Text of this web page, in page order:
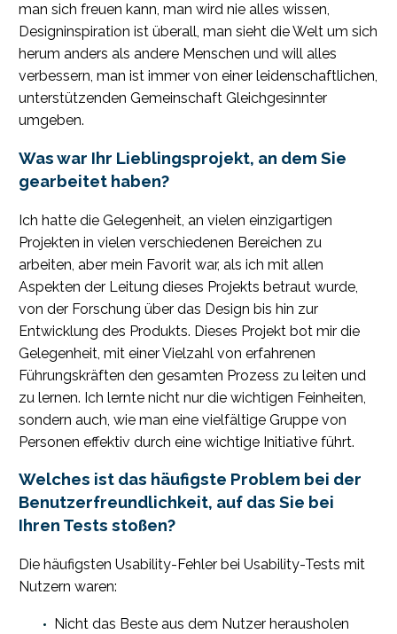
man sich freuen kann, man wird nie alles wissen,
Designinspiration ist überall, man sieht die Welt um sich
herum anders als andere Menschen und will alles
verbessern, man ist immer von einer leidenschaftlichen,
unterstützenden Gemeinschaft Gleichgesinnter
umgeben.
Was war Ihr Lieblingsprojekt, an dem Sie
gearbeitet haben?
Ich hatte die Gelegenheit, an vielen einzigartigen
Projekten in vielen verschiedenen Bereichen zu
arbeiten, aber mein Favorit war, als ich mit allen
Aspekten der Leitung dieses Projekts betraut wurde,
von der Forschung über das Design bis hin zur
Entwicklung des Produkts. Dieses Projekt bot mir die
Gelegenheit, mit einer Vielzahl von erfahrenen
Führungskräften den gesamten Prozess zu leiten und
zu lernen. Ich lernte nicht nur die wichtigen Feinheiten,
sondern auch, wie man eine vielfältige Gruppe von
Personen effektiv durch eine wichtige Initiative führt.
Welches ist das häufigste Problem bei der
Benutzerfreundlichkeit, auf das Sie bei
Ihren Tests stoßen?
Die häufigsten Usability-Fehler bei Usability-Tests mit
Nutzern waren:
Nicht das Beste aus dem Nutzer herausholen